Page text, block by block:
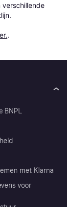
verschillende
.
BNPL
met Klarna
voor